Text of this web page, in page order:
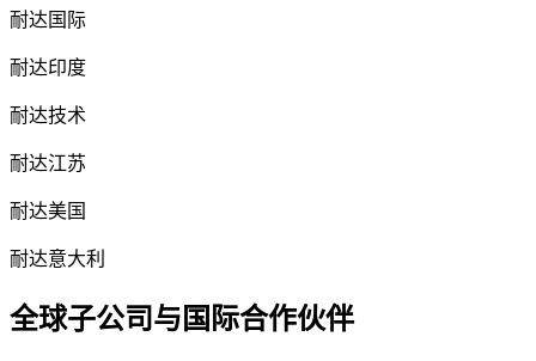
耐达国际
耐达印度
耐达技术
耐达江苏
耐达美国
耐达意大利
全球子公司与国际合作伙伴